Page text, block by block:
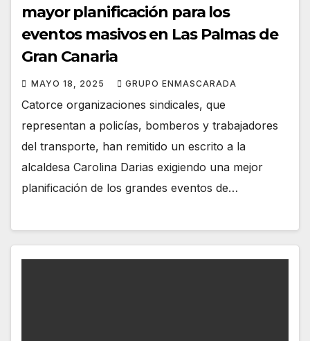
mayor planificación para los
eventos masivos en Las Palmas de
Gran Canaria
MAYO 18, 2025 GRUPO ENMASCARADA
Catorce organizaciones sindicales, que
representan a policías, bomberos y trabajadores
del transporte, han remitido un escrito a la
alcaldesa Carolina Darias exigiendo una mejor
planificación de los grandes eventos de…